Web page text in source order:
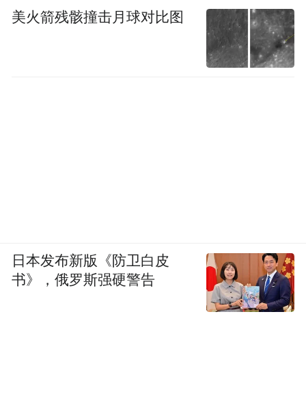
美火箭残骸撞击月球对比图
日本发布新版《防卫白皮
书》，俄罗斯强硬警告